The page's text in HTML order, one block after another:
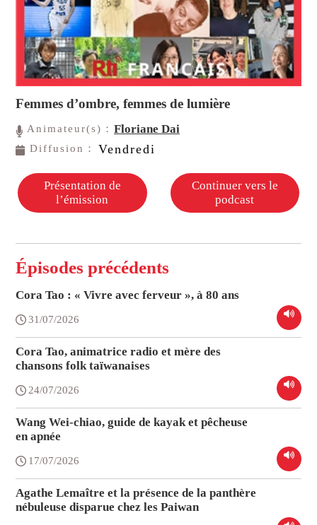
Femmes d’ombre, femmes de lumière
Animateur(s)：Floriane Dai
Diffusion： Vendredi
Présentation de
l’émission
Continuer vers le
podcast
Épisodes précédents
Cora Tao : « Vivre avec ferveur », à 80 ans
31/07/2026
Cora Tao, animatrice radio et mère des
chansons folk taïwanaises
24/07/2026
Wang Wei-chiao, guide de kayak et pêcheuse
en apnée
17/07/2026
Agathe Lemaître et la présence de la panthère
nébuleuse disparue chez les Paiwan